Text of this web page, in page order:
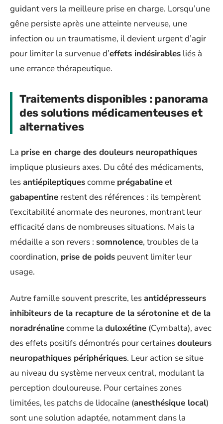
guidant vers la meilleure prise en charge. Lorsqu’une
gêne persiste après une atteinte nerveuse, une
infection ou un traumatisme, il devient urgent d’agir
pour limiter la survenue d’effets indésirables liés à
une errance thérapeutique.
Traitements disponibles : panorama
des solutions médicamenteuses et
alternatives
La prise en charge des douleurs neuropathiques
implique plusieurs axes. Du côté des médicaments,
lesantiépileptiquescomme prégabalineet
gabapentine restent des références : ils tempèrent
l’excitabilité anormale des neurones, montrant leur
efficacité dans de nombreuses situations. Mais la
médaille a son revers : somnolence, troubles de la
coordination, prise de poids peuvent limiter leur
usage.
Autre famille souvent prescrite, lesantidépresseurs
inhibiteurs de la recapture de la sérotonine et de la
noradrénalinecomme la duloxétine (Cymbalta), avec
des effets positifs démontrés pour certainesdouleurs
neuropathiques périphériques. Leur action se situe
au niveau du système nerveux central, modulant la
perception douloureuse. Pour certaines zones
limitées, les patchs de lidocaïne (anesthésique local)
sont une solution adaptée, notamment dans la